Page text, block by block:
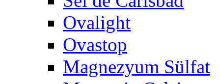
Ovalight
Ovastop
Magnezyum Sülfat